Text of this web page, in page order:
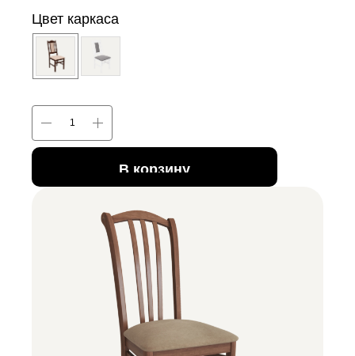
Цвет каркаса
В корзину